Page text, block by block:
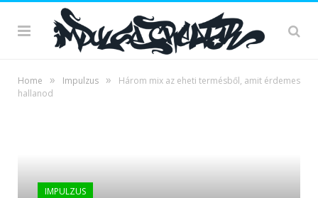
Home » Impulzus »
Három mix az eheti termésből, amit érdemes
hallanod
IMPULZUS